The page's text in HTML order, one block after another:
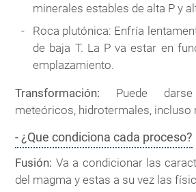
minerales estables de alta P y
Roca plutónica: Enfría
de baja T. La P va estar en
emplazamiento.
Transformación: Puede
meteóricos, hidrotermales,
- ¿Que condiciona cada proceso?
Fusión: Va a condicionar las
del magma y estas a su vez las